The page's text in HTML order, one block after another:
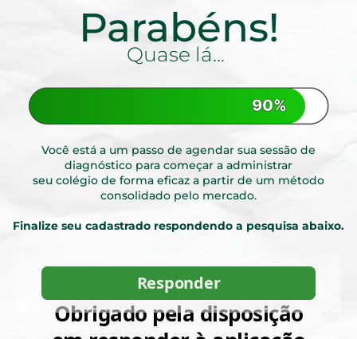
Parabéns!
Quase lá...
Você está a um passo de agendar sua sessão de
diagnóstico para começar a administrar
seu colégio de forma eficaz a partir de um método
consolidado pelo mercado.
Finalize seu cadastrado respondendo a pesquisa abaixo.